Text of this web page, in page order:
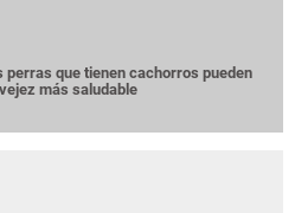
perras que tienen cachorros pueden
más saludable